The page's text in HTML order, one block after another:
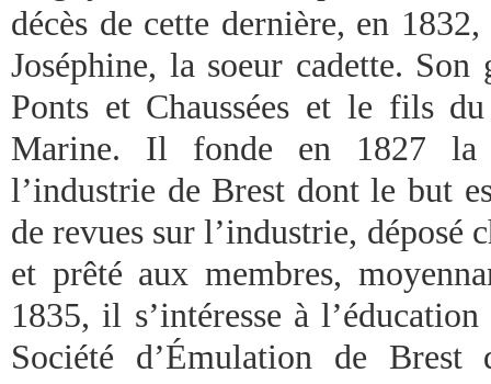
décès de cette dernière, en
Joséphine, la soeur cadette. Son
Ponts et Chaussées et le fils
Marine. Il fonde en 1827 la
l’industrie de Brest dont le but
de revues sur l’industrie, déposé
et prêté aux membres,
1835, il s’intéresse à
Société d’Émulation de Brest